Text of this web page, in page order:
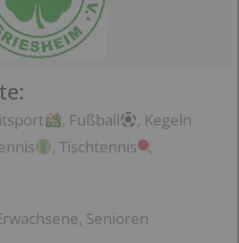
, Fußball
, Kegeln
, Tischtennis
Senioren